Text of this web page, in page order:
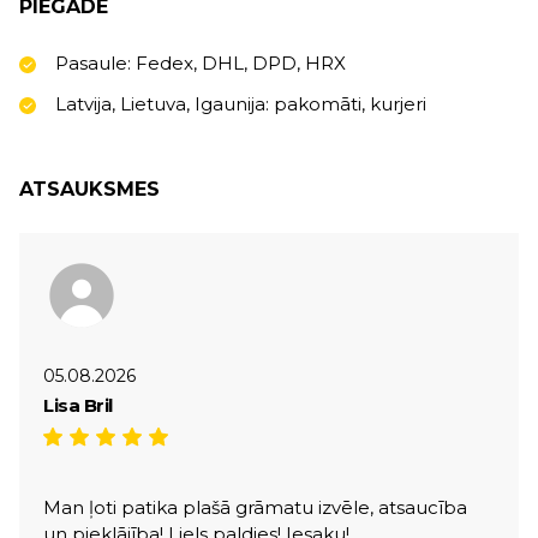
PIEGĀDE
Pasaule: Fedex, DHL, DPD, HRX
Latvija, Lietuva, Igaunija: pakomāti, kurjeri
ATSAUKSMES
05.08.2026
Lisa Bril
Man ļoti patika plašā grāmatu izvēle, atsaucība